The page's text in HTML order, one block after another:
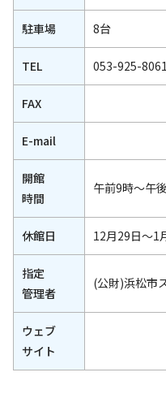
駐車場 8台
TEL 053-925-8061
FAX
E-mail
開館
時間
午前9時～午
休館日 12月29日～1
指定
管理者
(公財)浜松市
ウェブ
サイト